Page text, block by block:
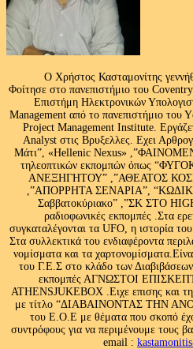
Ο Χρήστος Κασταμονίτης
Φοίτησε στο πανεπιστήμιο του
Επιστήμη Ηλεκτρονικών
Management από το πανεπιστήμιο του
Project Management Institute.
Analyst στις Βρυξελλες. Εχει
Μάτι”, «Hellenic Nexus»
τηλεοπτικών εκπομπών όπως
ΑΝΕΞΗΓΗΤΟΥ” ,”ΑΘΕΑΤΟΣ
,”ΑΠΟΡΡΗΤΑ ΣΕΝΑΡΙΑ”,
Σαββατοκύριακο” ,”ΣΚ ΣΤΟ
ραδιοφωνικές εκπομπές .Στα
συγκαταλέγονται τα UFO, η ιστορία
Στα συλλεκτικά του ενδιαφέροντα
νομίσματα και τα
του Γ.Ε.Σ στο κλάδο των
εκπομπές ΑΓΝΩΣΤΟΙ
ATHENSJUKEBOX .Ειχε επισης και
με τίτλο “ΔΙΑΒΑΙΝΟΝΤΑΣ ΤΗΝ
του Ε.Ο.Ε με θέματα που σκοπό
συντρόφους για να περιμένουμε τους
email :